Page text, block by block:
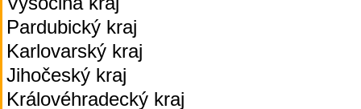
Pardubický kraj
Karlovarský kraj
Jihočeský kraj
Královéhradecký kraj